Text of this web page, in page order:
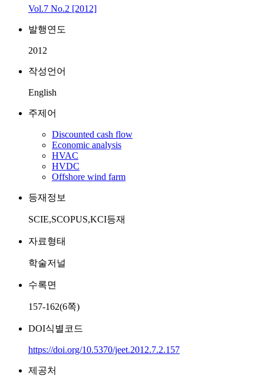
Vol.7 No.2 [2012]
발행연도
2012
작성언어
English
주제어
Discounted cash flow
Economic analysis
HVAC
HVDC
Offshore wind farm
등재정보
SCIE,SCOPUS,KCI등재
자료형태
학술저널
수록면
157-162(6쪽)
DOI식별코드
https://doi.org/10.5370/jeet.2012.7.2.157
제공처